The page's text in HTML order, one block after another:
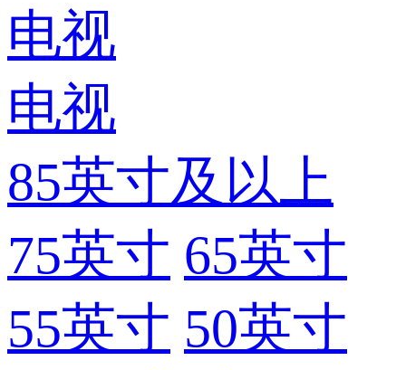
电视
电视
85英寸及以上
75英寸 65英寸
55英寸 50英寸